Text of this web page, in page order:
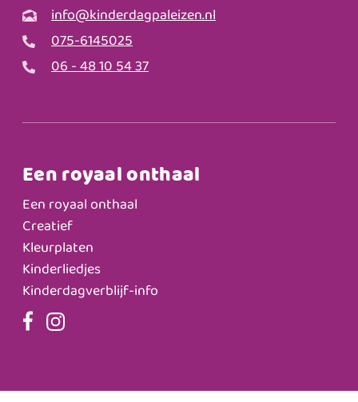
info@kinderdagpaleizen.nl
075-6145025
06 - 48 10 54 37
Een royaal onthaal
Een royaal onthaal
Creatief
Kleurplaten
Kinderliedjes
Kinderdagverblijf-info